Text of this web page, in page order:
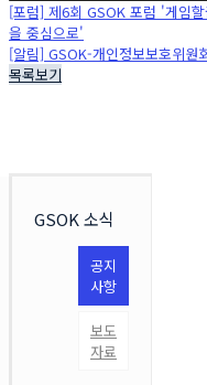
[포럼] 제6회 GSOK 포럼 '게임
을 중심으로'
[알림] GSOK-개인정보보호위원
목록보기
GSOK 소식
공지
사항
보도
자료